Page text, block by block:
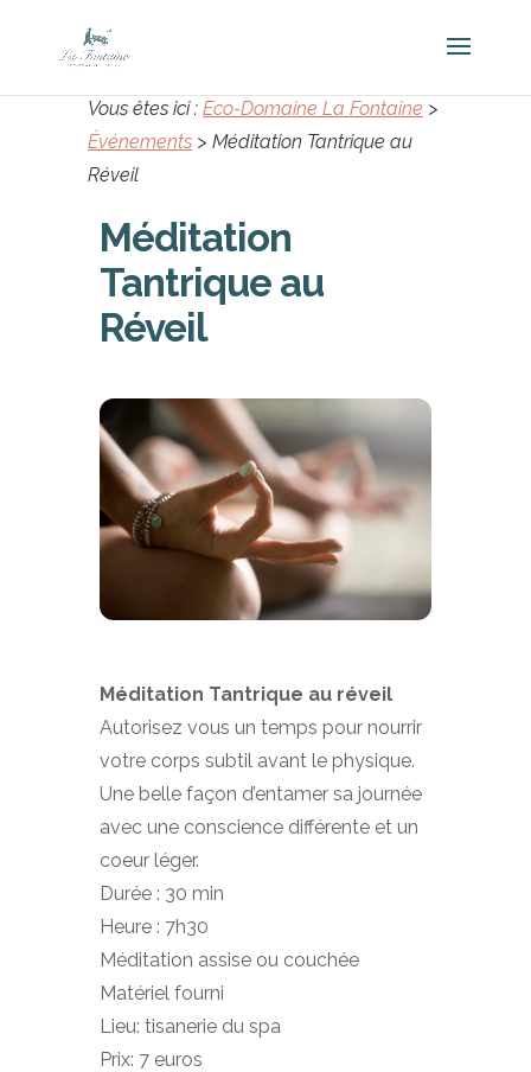
Vous êtes ici : Eco-Domaine La Fontaine >
Événements > Méditation Tantrique au
Réveil
Méditation
Tantrique au
Réveil
Méditation Tantrique au réveil
Autorisez vous un temps pour nourrir
votre corps subtil avant le physique.
Une belle façon d’entamer sa journée
avec une conscience différente et un
coeur léger.
Durée : 30 min
Heure : 7h30
Méditation assise ou couchée
Matériel fourni
Lieu: tisanerie du spa
Prix: 7 euros